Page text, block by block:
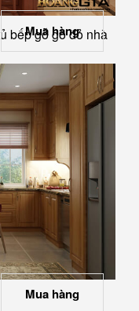
bếp gỗ gõ đỏ nhà
Mua hàng
Mua hàng